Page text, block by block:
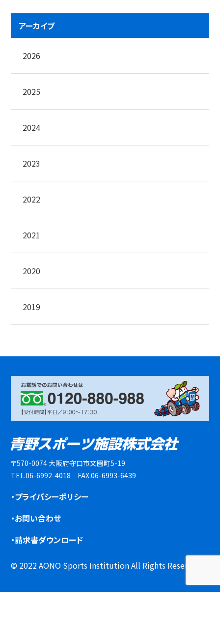
アーカイブ
2026
2025
2024
2023
2022
2021
2020
2019
〒570-0074 大阪府守口市文園町5-19
TEL.06-6992-4018 FAX.06-6993-6439
・プライバシーポリシー
・お問い合わせ
・請求書ダウンロード
© 2022 AONO Sports Institution All Rights Reserved.